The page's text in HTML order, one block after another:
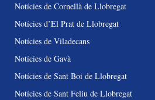
Notícies de Cornellà de Llobregat
Notícies d’El Prat de Llobregat
Notícies de Viladecans
Notícies de Gavà
Notícies de Sant Boi de Llobregat
Notícies de Sant Feliu de Llobregat